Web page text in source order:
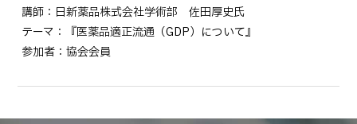
講師：日新薬品株式会社学術部 佐田厚史氏
テーマ：『医薬品適正流通（GDP）について』
参加者：協会会員